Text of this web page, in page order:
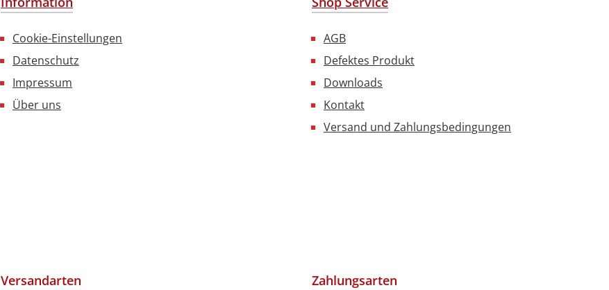
Cookie-Einstellungen
Datenschutz
Impressum
Über uns
AGB
Defektes Produkt
Downloads
Kontakt
Versand und Zahlungsbedingungen
Versandarten Zahlungsarten